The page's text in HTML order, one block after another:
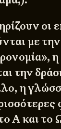
οι
με την
η
την
η
Α και το